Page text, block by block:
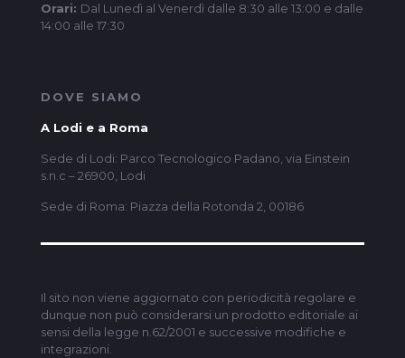
Orari: Dal Lunedì al Venerdì dalle 8:30 alle 13:00 e dalle
14:00 alle 17:30
DOVE SIAMO
A Lodi e a Roma
Sede di Lodi: Parco Tecnologico Padano, via Einstein
s.n.c – 26900, Lodi
Sede di Roma: Piazza della Rotonda 2, 00186
Il sito non viene aggiornato con periodicità regolare e
dunque non può considerarsi un prodotto editoriale ai
sensi della legge n.62/2001 e successive modifiche e
integrazioni.